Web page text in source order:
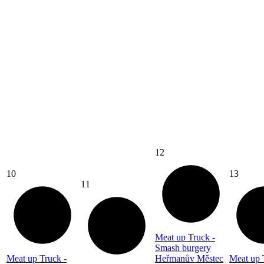
10
Meat up Truck -
11
12
Meat up Truck -
Smash burgery
Heřmanův Městec
13
Meat up